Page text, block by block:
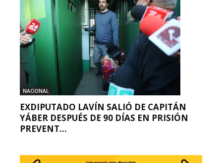
NACIONAL
EXDIPUTADO LAVÍN SALIÓ DE CAPITÁN
YÁBER DESPUÉS DE 90 DÍAS EN PRISIÓN
PREVENT...